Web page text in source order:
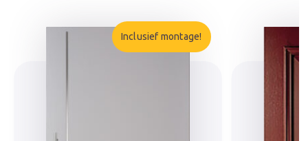
Inclusief montage!